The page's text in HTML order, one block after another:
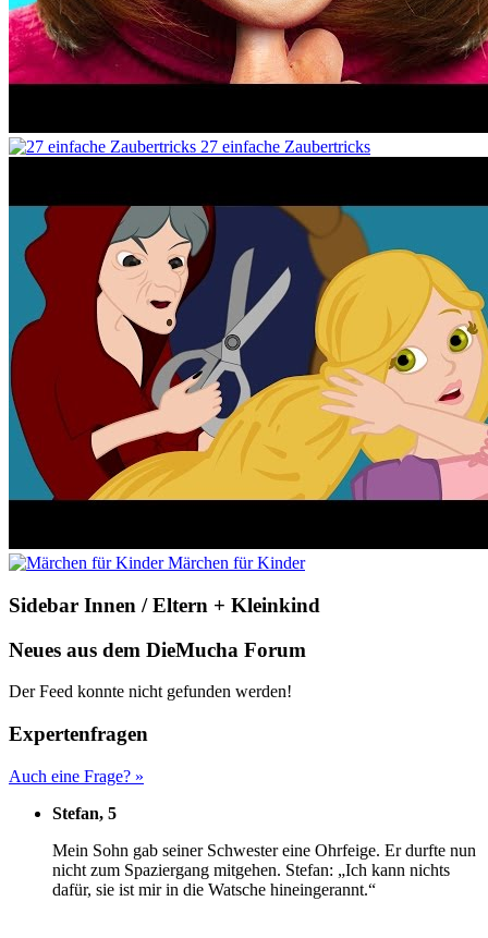
27 einfache Zaubertricks
Märchen für Kinder
Sidebar Innen / Eltern + Kleinkind
Neues aus dem DieMucha Forum
Der Feed konnte nicht gefunden werden!
Expertenfragen
Auch eine Frage? »
Stefan, 5
Mein Sohn gab seiner Schwester eine Ohrfeige. Er durfte nun
nicht zum Spaziergang mitgehen. Stefan: „Ich kann nichts
dafür, sie ist mir in die Watsche hineingerannt.“